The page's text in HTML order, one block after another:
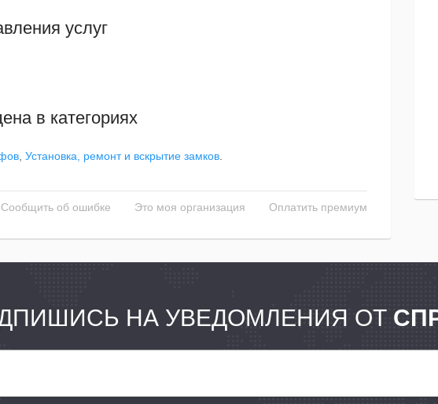
услуг
в категориях
Установка, ремонт и вскрытие замков
Сообщить об ошибке Это моя организация Оплатить премиум
НА УВЕДОМЛЕНИЯ ОТ